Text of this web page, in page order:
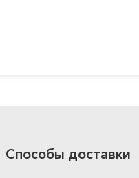
Способы доставки